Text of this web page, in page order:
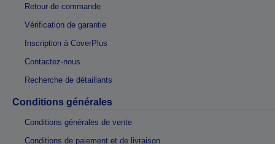
Retour de commande
Vérification de garantie
Inscription à CoverPlus
Contactez-nous
Recherche de détaillants
Conditions générales
Conditions générales de vente
Conditions de paiement et de livraison